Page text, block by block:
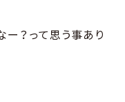
ー？って思う事あり